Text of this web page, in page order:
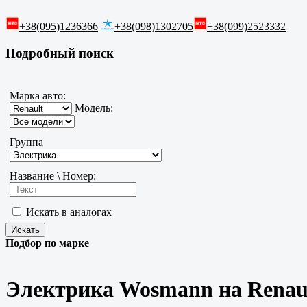
+38(095)1236366 +38(098)1302705 +38(099)2523332
Подробный поиск
Марка авто:
Модель:
Группа
Название \ Номер:
Искать в аналогах
Подбор по марке
Электрика Wosmann на